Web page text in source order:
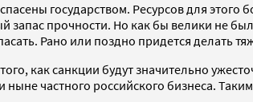
государством. Ресурсов для
прочности. Но как бы велики не
Рано или поздно придется делать
как санкции будут значительно
частного российского бизнеса.